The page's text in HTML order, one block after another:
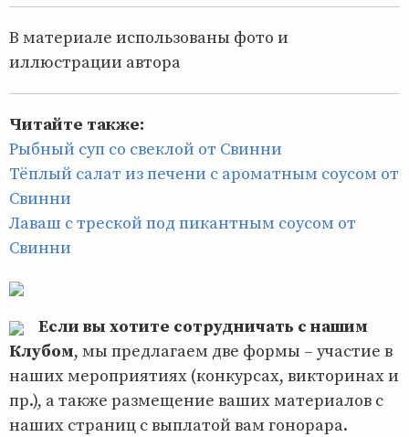
В материале использованы фото и
иллюстрации автора
Читайте также:
Рыбный суп со свеклой от Свинни
Тёплый салат из печени с ароматным соусом от
Свинни
Лаваш с треской под пикантным соусом от
Свинни
Если вы хотите сотрудничать с нашим
Клубом, мы предлагаем две формы – участие в
наших мероприятиях (конкурсах, викторинах и
пр.), а также размещение ваших материалов с
наших страниц с выплатой вам гонорара.